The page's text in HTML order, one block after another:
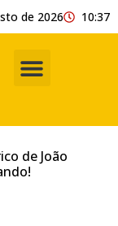
de 2026 10:37
de João